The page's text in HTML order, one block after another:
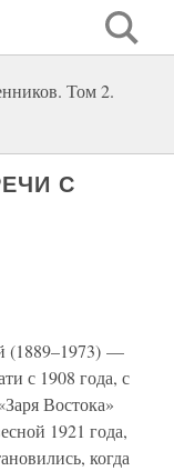
Том 2.
С
(1889–1973) —
с 1908 года, с
Востока»
1921 года,
когда